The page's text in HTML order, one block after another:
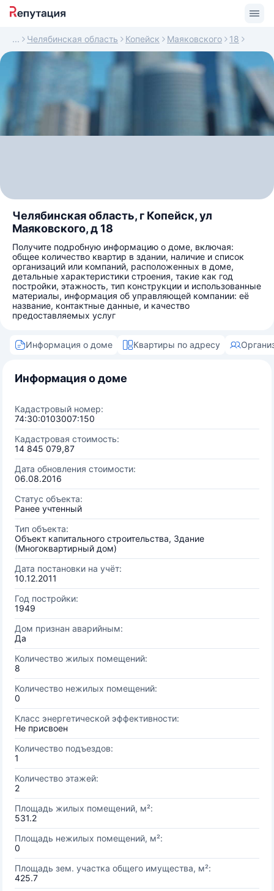
Челябинская область Копейск Маяковского 18
Челябинская область, г Копейск, ул
Маяковского, д 18
Получите подробную информацию о доме, включая:
общее количество квартир в здании, наличие и список
организаций или компаний, расположенных в доме,
детальные характеристики строения, такие как год
постройки, этажность, тип конструкции и использованные
материалы, информация об управляющей компании: её
название, контактные данные, и качество
предоставляемых услуг
Информация о доме Квартиры по адресу
Информация о доме
Кадастровый номер:
74:30:0103007:150
Кадастровая стоимость:
14 845 079,87
Дата обновления стоимости:
06.08.2016
Статус объекта:
Ранее учтенный
Тип объекта:
Объект капитального строительства, Здание
(Многоквартирный дом)
Дата постановки на учёт:
10.12.2011
Год постройки:
1949
Дом признан аварийным:
Да
Количество жилых помещений:
8
Количество нежилых помещений:
0
Класс энергетической эффективности:
Не присвоен
Количество подъездов:
1
Количество этажей:
2
Площадь жилых помещений, м²:
531.2
Площадь нежилых помещений, м²:
0
Площадь зем. участка общего имущества, м²:
425.7